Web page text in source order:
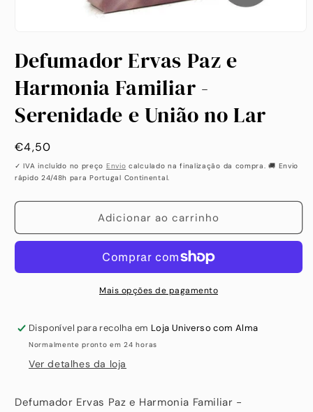
multimédia
1
modal
Defumador Ervas Paz e
Harmonia Familiar -
Serenidade e União no Lar
Preço
habitual
€4,50
✓ IVA incluído no preço Envio calculado na finalização da compra. 🚚 Envio
rápido 24/48h para Portugal Continental.
Adicionar ao carrinho
Mais opções de pagamento
Disponível para recolha em Loja Universo com Alma
Normalmente pronto em 24 horas
Ver detalhes da loja
Defumador Ervas Paz e Harmonia Familiar -